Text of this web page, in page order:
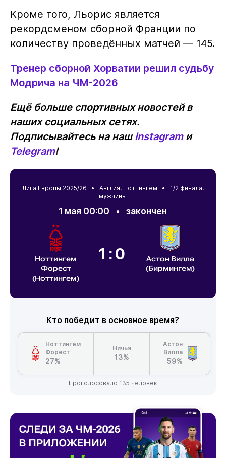
Кроме того, Льорис является
рекордсменом сборной Франции по
количеству проведённых матчей — 145.
Тренер сборной Хорватии решил судьбу
Модрича на ЧМ-2026
Ещё больше спортивных новостей в
наших социальных сетях.
Подписывайтесь на нашInstagramи
Telegram!
Лига Европы 2025/26 • Англия, Ноттингем • 1/2 финала,
мужчины
1 мая 00:00 •закончен
Ноттингем
Форест
(Ноттингем)
1:0
Астон Вилла
(Бирмингем)
Кто победит в основное время?
Ноттингем
Форест
27%
Ничья
13%
Астон
Вилла
59%
Проголосовало 135 человек